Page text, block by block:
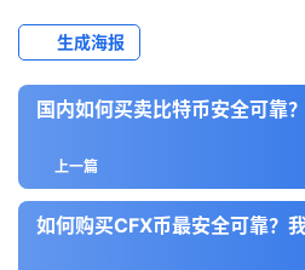
生成海报
国内如何买卖比特币安全可靠
上一篇
如何购买CFX币最安全可靠？